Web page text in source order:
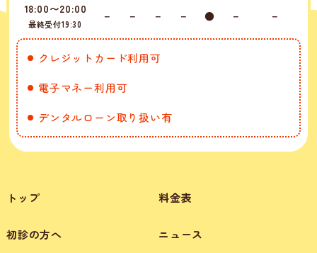
18:00〜20:00
最終受付19:30
－ － － － ● － －
クレジットカード利用可
電子マネー利用可
デンタルローン取り扱い有
トップ
初診の方へ
料金表
ニュース